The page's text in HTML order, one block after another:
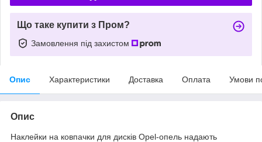
Що таке купити з Пром?
Замовлення під захистом
Опис Характеристики Доставка Оплата Умови
Опис
Наклейки на ковпачки для дисків Opel-опель надають